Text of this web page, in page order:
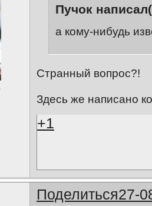
Пучок
а кому-нибудь
Странный вопрос?!
Здесь же написано
+1
Поделиться27-